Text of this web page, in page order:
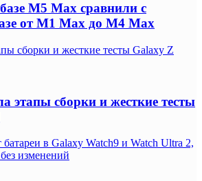
M5 Max сравнили с
от M1 Max до M4 Max
сборки и жесткие тесты Galaxy Z
этапы сборки и жесткие тесты
батареи в Galaxy Watch9 и Watch Ultra 2,
изменений